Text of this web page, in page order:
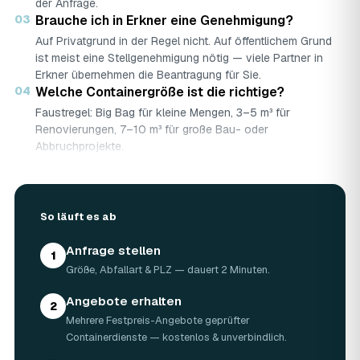
der Anfrage.
03 Brauche ich in Erkner eine Genehmigung?
Auf Privatgrund in der Regel nicht. Auf öffentlichem Grund
ist meist eine Stellgenehmigung nötig — viele Partner in
Erkner übernehmen die Beantragung für Sie.
04 Welche Containergröße ist die richtige?
Faustregel: Big Bag für kleine Mengen, 3–5 m³ für
Renovierungen, 7–10 m³ für große Bau- oder
Abbruchprojekte.
Abfallarten werden getrennt gesammelt (Bauschutt,
gesonderte Annahme.
Laut Marktrecherche (keine AWL-eigenen Auftragsdaten):
5 m³ ca. 180–500 €, 7 m³ ca. 280–900 €, 10 m³ ca.
Standzeit (Details in der Marktübersicht unten). Ihren
verbindlichen Festpreis für Erkner nennt Ihnen der
Containerdienst nach kurzer Beschreibung.
So läuft es ab
1 Anfrage stellen
Größe, Abfallart & PLZ — dauert 2 Minuten.
2 Angebote erhalten
Mehrere Festpreis-Angebote geprüfter
Containerdienste — kostenlos & unverbindlich.